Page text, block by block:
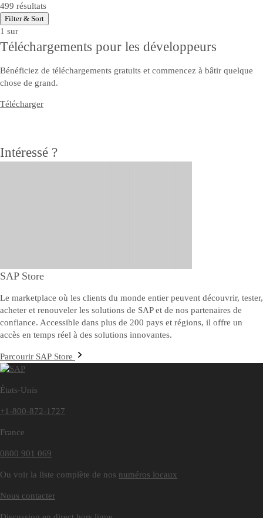
499 résultats
Filter & Sort
1 sur
Téléchargements pour les développeurs
Bénéficiez de téléchargements gratuits et commencez à bâtir quelque
chose de grand.
Télécharger
Intéressé ?
SAP Store
Le marketplace où les clients du monde entier peuvent découvrir, tester,
acheter et renouveler les solutions de SAP et de nos partenaires de
confiance. Accessible dans plus de 200 pays et régions, il offre un
accès en temps réel à des solutions innovantes.
Parcourir SAP Store
États-Unis
+1-800-872-1727
France
0800 901 069
Ou voir la liste complète de nos numéros locaux
Nous contacter